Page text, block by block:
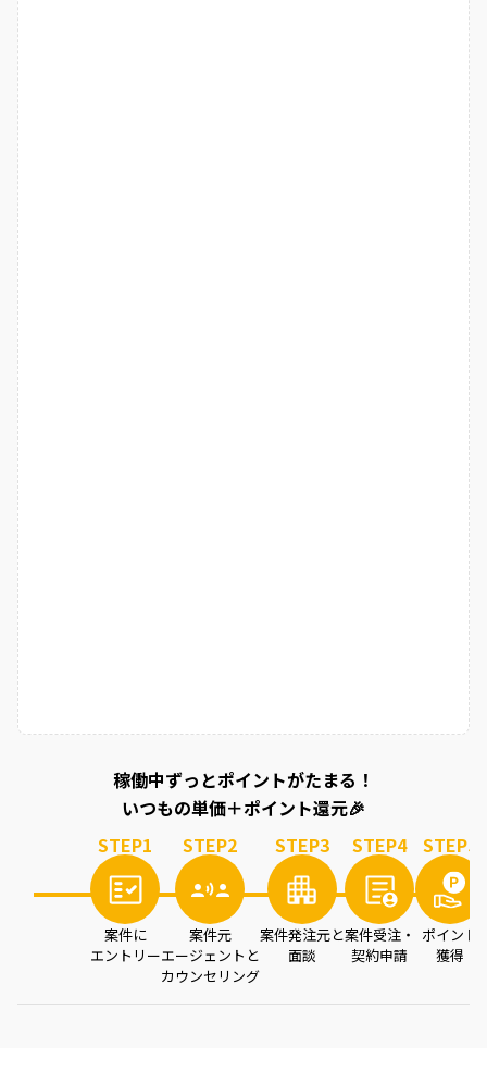
稼働中ずっとポイントがたまる！
いつもの単価＋ポイント還元🎉
STEP1
案件に
エントリー
STEP2
案件元
エージェントと
カウンセリング
STEP3
案件発注元と
面談
STEP4
案件受注・
契約申請
STEP5
ポイント
獲得